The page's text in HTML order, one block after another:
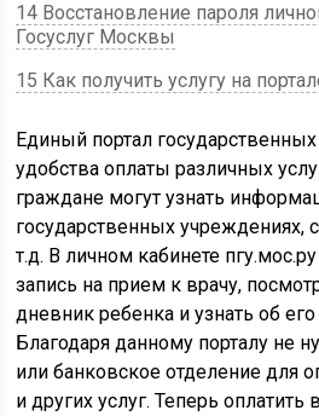
14 Восстановление пароля
Госуслуг Москвы
15 Как получить услугу на
Единый портал
удобства оплаты различных
граждане могут узнать
государственных учреждениях,
т.д. В личном кабинете
запись на прием к врачу,
дневник ребенка и узнать об
Благодаря данному порталу не
или банковское отделение для
и других услуг. Теперь